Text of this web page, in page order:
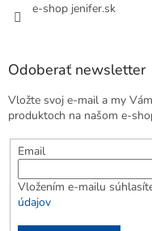
e-shop jenifer.sk
Odoberať newsletter
Vložte svoj e-mail a my
produktoch na našom e-
Email
Vložením e-mailu
údajov